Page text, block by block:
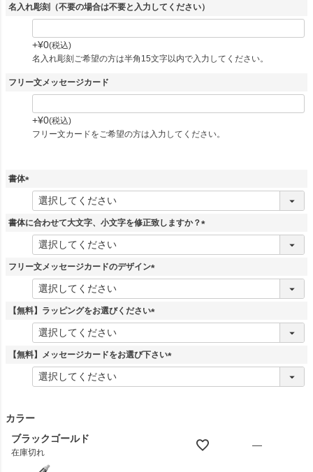
名入れ彫刻（不要の場合は不要と入力してください）
+¥0 税込
名入れ彫刻ご希望の方は半角15文字以内で入力してください。
フリー文メッセージカード
+¥0 税込
フリー文カードをご希望の方は入力してください。
書体
須
書体に合わせて大文字、小文字を修正致しますか？
(
フリー文メッセージカードのデザイン
(
須
【無料】ラッピングをお選びください
(
須
【無料】メッセージカードをお選び下さい
(
カラー
ブラックゴールド
在庫切れ
—